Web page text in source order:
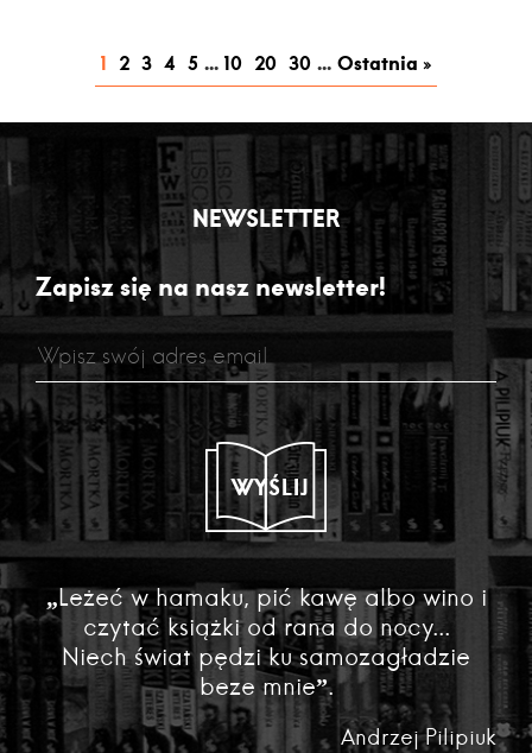
1 2 3 4 5 ... 10 20 30 ... Ostatnia »
NEWSLETTER
Zapisz się na nasz newsletter!
WYŚLIJ
„Leżeć w hamaku, pić kawę albo wino i
czytać książki od rana do nocy...
Niech świat pędzi ku samozagładzie
beze mnie”.
Andrzej Pilipiuk